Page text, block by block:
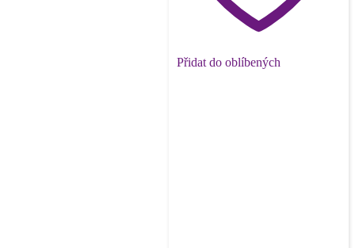
Přidat do oblíbených